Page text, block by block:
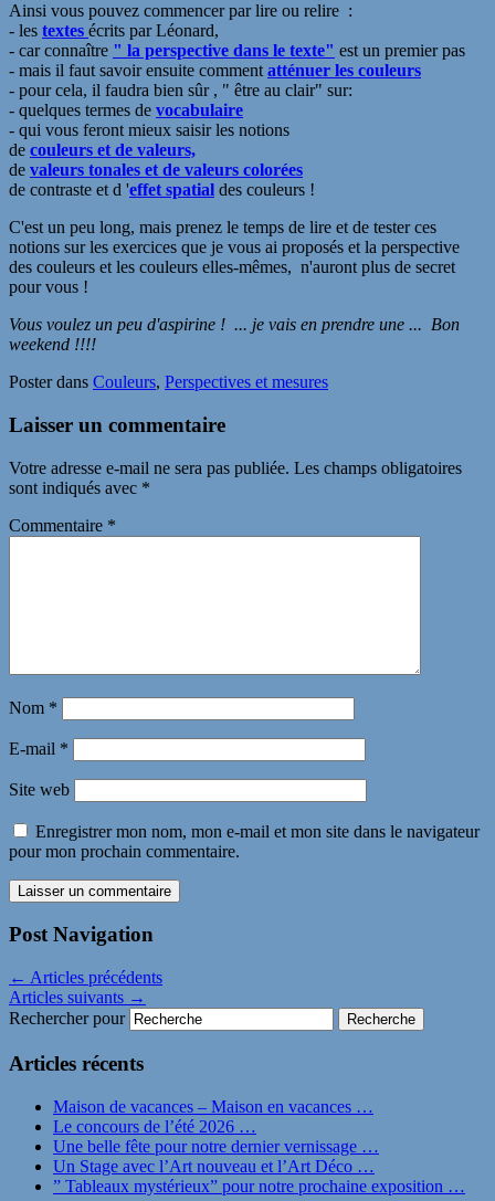
Ainsi vous pouvez commencer par lire ou relire :
- les textes écrits par Léonard,
- car connaître " la perspective dans le texte" est un premier pas
- mais il faut savoir ensuite comment atténuer les couleurs
- pour cela, il faudra bien sûr , " être au clair" sur:
- quelques termes de vocabulaire
- qui vous feront mieux saisir les notions
de couleurs et de valeurs,
de valeurs tonales et de valeurs colorées
de contraste et d 'effet spatial des couleurs !
C'est un peu long, mais prenez le temps de lire et de tester ces
notions sur les exercices que je vous ai proposés et la perspective
des couleurs et les couleurs elles-mêmes, n'auront plus de secret
pour vous !
Vous voulez un peu d'aspirine ! ... je vais en prendre une ... Bon
weekend !!!!
Poster dans Couleurs, Perspectives et mesures
Laisser un commentaire
Votre adresse e-mail ne sera pas publiée. Les champs obligatoires
sont indiqués avec *
Commentaire *
Nom *
E-mail *
Site web
Enregistrer mon nom, mon e-mail et mon site dans le navigateur
pour mon prochain commentaire.
Post Navigation
← Articles précédents
Articles suivants →
Rechercher pour
Articles récents
Maison de vacances – Maison en vacances …
Le concours de l’été 2026 …
Une belle fête pour notre dernier vernissage …
Un Stage avec l’Art nouveau et l’Art Déco …
” Tableaux mystérieux” pour notre prochaine exposition …